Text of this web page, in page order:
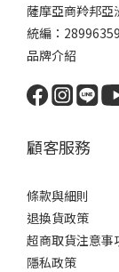
薩摩亞商羚邦亞
統編：28996359
品牌介紹
顧客服務
條款與細則
退換貨政策
超商取貨注意事
隱私政策